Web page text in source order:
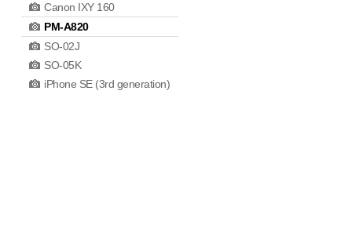
Canon IXY 160
PM-A820
SO-02J
SO-05K
iPhone SE (3rd generation)